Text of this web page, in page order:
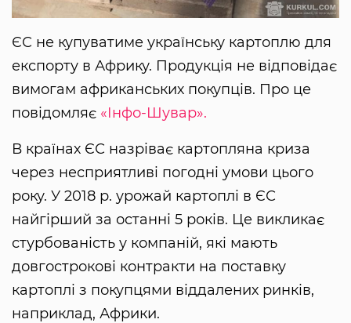
ЄС не купуватиме українську картоплю для
експорту в Африку. Продукція не відповідає
вимогам африканських покупців. Про це
повідомляє «Інфо-Шувар».
В країнах ЄС назріває картопляна криза
через несприятливі погодні умови цього
року. У 2018 р. урожай картоплі в ЄС
найгірший за останні 5 років. Це викликає
стурбованість у компаній, які мають
довгострокові контракти на поставку
картоплі з покупцями віддалених ринків,
наприклад, Африки.